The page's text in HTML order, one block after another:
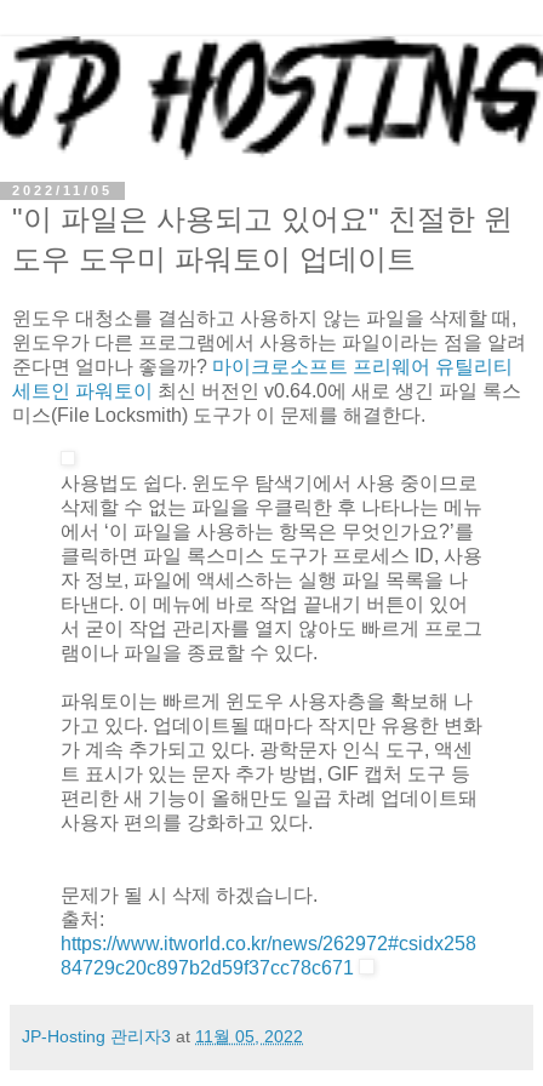
2022/11/05
"이 파일은 사용되고 있어요" 친절한 윈
도우 도우미 파워토이 업데이트
윈도우 대청소를 결심하고 사용하지 않는 파일을 삭제할 때,
윈도우가 다른 프로그램에서 사용하는 파일이라는 점을 알려
준다면 얼마나 좋을까? 마이크로소프트 프리웨어 유틸리티
세트인 파워토이
최신 버전인 v0.64.0에 새로 생긴 파일 록스
미스(File Locksmith) 도구가 이 문제를 해결한다.
사용법도 쉽다. 윈도우 탐색기에서 사용 중이므로
삭제할 수 없는 파일을 우클릭한 후 나타나는 메뉴
에서 ‘이 파일을 사용하는 항목은 무엇인가요?’를
클릭하면 파일 록스미스 도구가 프로세스 ID, 사용
자 정보, 파일에 액세스하는 실행 파일 목록을 나
타낸다. 이 메뉴에 바로 작업 끝내기 버튼이 있어
서 굳이 작업 관리자를 열지 않아도 빠르게 프로그
램이나 파일을 종료할 수 있다.
파워토이는 빠르게 윈도우 사용자층을 확보해 나
가고 있다. 업데이트될 때마다 작지만 유용한 변화
가 계속 추가되고 있다. 광학문자 인식 도구, 액센
트 표시가 있는 문자 추가 방법, GIF 캡처 도구 등
편리한 새 기능이 올해만도 일곱 차례 업데이트돼
사용자 편의를 강화하고 있다.
문제가 될 시 삭제 하겠습니다.
출처:
https://www.itworld.co.kr/news/262972#csidx258
84729c20c897b2d59f37cc78c671
JP-Hosting 관리자3 at 11월 05, 2022